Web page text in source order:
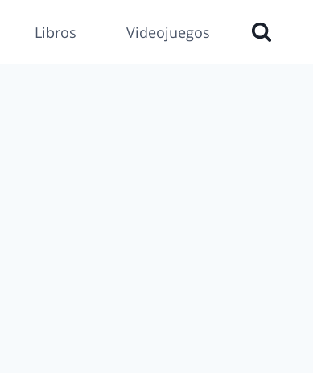
Libros Videojuegos